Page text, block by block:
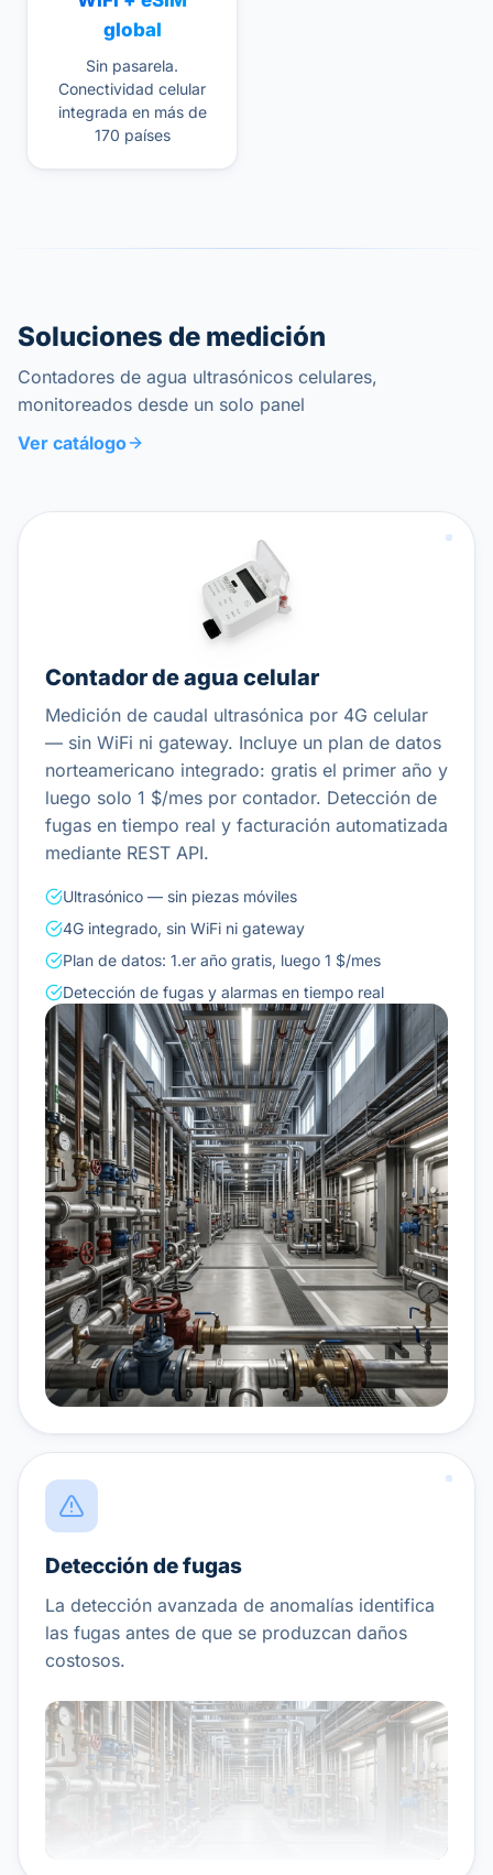
global
Sin pasarela.
Conectividad celular
integrada en más de
170 países
Soluciones de medición
Contadores de agua ultrasónicos celulares,
monitoreados desde un solo panel
Ver catálogo
Contador de agua celular
Medición de caudal ultrasónica por 4G celular
— sin WiFi ni gateway. Incluye un plan de datos
norteamericano integrado: gratis el primer año y
luego solo 1 $/mes por contador. Detección de
fugas en tiempo real y facturación automatizada
mediante REST API.
Ultrasónico — sin piezas móviles
4G integrado, sin WiFi ni gateway
Plan de datos: 1.er año gratis, luego 1 $/mes
Detección de fugas y alarmas en tiempo real
Detección de fugas
La detección avanzada de anomalías identifica
las fugas antes de que se produzcan daños
costosos.